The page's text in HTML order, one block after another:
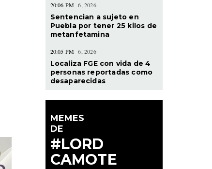
20:06 PM 6, 2026
Sentencian a sujeto en
Puebla por tener 25 kilos de
metanfetamina
20:05 PM 6, 2026
Localiza FGE con vida de 4
personas reportadas como
desaparecidas
MEMES
DE
#LORD
CAMOTE